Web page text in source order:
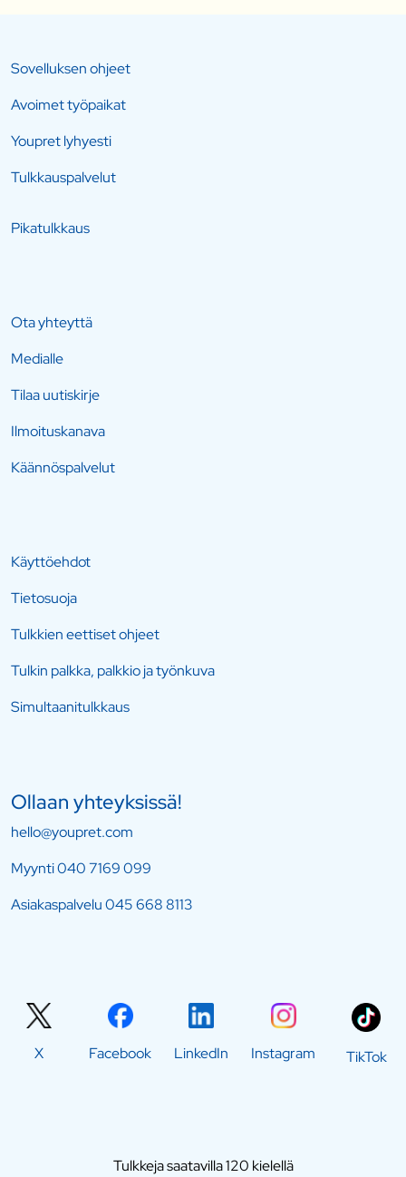
Sovelluksen ohjeet
Avoimet työpaikat
Youpret lyhyesti
Tulkkauspalvelut
Pikatulkkaus
Ota yhteyttä
Medialle
Tilaa uutiskirje
Ilmoituskanava
Käännöspalvelut
Käyttöehdot
Tietosuoja
Tulkkien eettiset ohjeet
Tulkin palkka, palkkio ja työnkuva
Simultaanitulkkaus
Ollaan yhteyksissä!
hello@youpret.com
Myynti040 7169 099
Asiakaspalvelu045 668 8113
X Facebook LinkedIn Instagram TikTok
Tulkkeja saatavilla 120 kielellä